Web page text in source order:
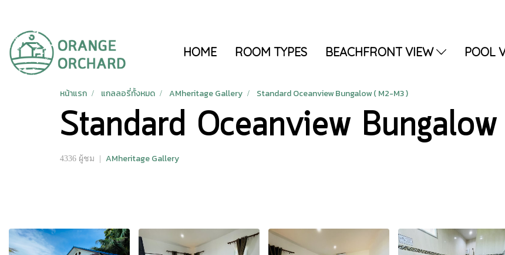
HOME ROOM TYPES BEACHFRONT VIEW POOL
หน้าแรก แกลลอรี่ทั้งหมด AMheritage Gallery Standard Oceanview Bungalow ( M2-M3 )
Standard Oceanview
4336 ผู้ชม | AMheritage Gallery